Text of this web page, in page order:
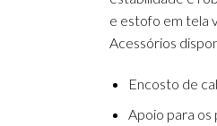
e estofo em tela
Acessórios
Encosto de
Apoio para os